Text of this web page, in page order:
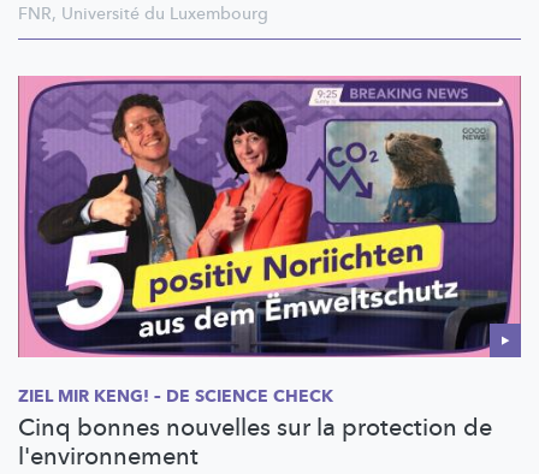
FNR, Université du Luxembourg
ZIEL MIR KENG! – DE SCIENCE CHECK
Cinq bonnes nouvelles sur la protection de
l'environnement